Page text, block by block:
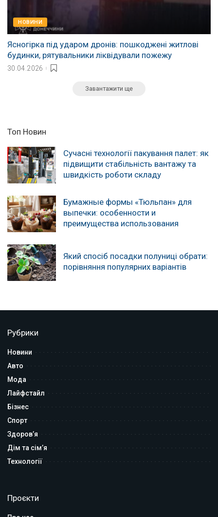
НОВИНИ
Ясногірка під ударом дронів: пошкоджені житлові
будинки, рятувальники ліквідували пожежу
30.04.2026
Завантажити ще
Топ Новин
Сучасні технології пакування палет: як
підвищити стабільність вантажу та
швидкість роботи складу
Бумажные формы «Тюльпан» для
выпечки: особенности и
преимущества использования
Який спосіб посадки полуниці обрати:
порівняння популярних варіантів
Рубрики
Новини
Авто
Мода
Лайфстайл
Бізнес
Спорт
Здоров’я
Дім та сім’я
Технології
Проєкти